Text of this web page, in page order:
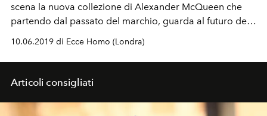
scena la nuova collezione di Alexander McQueen che
partendo dal passato del marchio, guarda al futuro del
menswear con rinnovata autorevolezza.
10.06.2019 di Ecce Homo (Londra)
Articoli consigliati